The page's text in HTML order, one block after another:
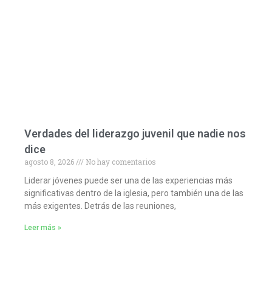
Verdades del liderazgo juvenil que nadie nos
dice
agosto 8, 2026
No hay comentarios
Liderar jóvenes puede ser una de las experiencias más
significativas dentro de la iglesia, pero también una de las
más exigentes. Detrás de las reuniones,
Leer más »